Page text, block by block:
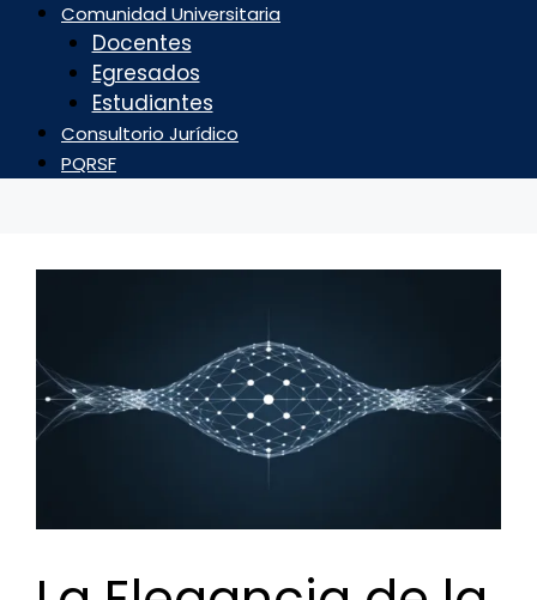
Comunidad Universitaria
Docentes
Egresados
Estudiantes
Consultorio Jurídico
PQRSF